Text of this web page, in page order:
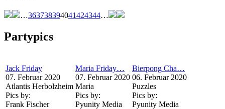
…363738394041424344…
Partypics
Jack Friday
07. Februar 2020
Atlantis Herbolzheim
Pics by:
Frank Fischer
Maria Friday…
07. Februar 2020
Maria
Pics by:
Pyunity Media
Bierpong Cha…
06. Februar 2020
Puzzles
Pics by:
Pyunity Media